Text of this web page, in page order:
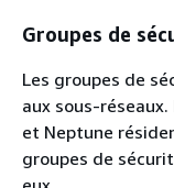
Groupes de
Les groupes de
aux sous-
et Neptune
groupes de